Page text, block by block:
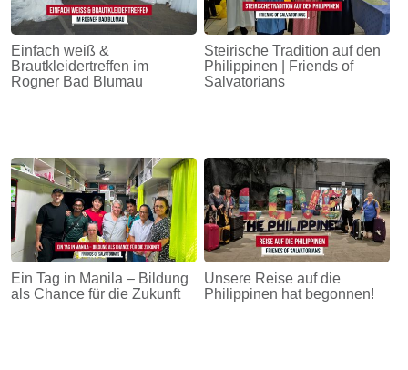
Einfach weiß &
Brautkleidertreffen im
Rogner Bad Blumau
Steirische Tradition auf den
Philippinen | Friends of
Salvatorians
Ein Tag in Manila – Bildung
als Chance für die Zukunft
Unsere Reise auf die
Philippinen hat begonnen!